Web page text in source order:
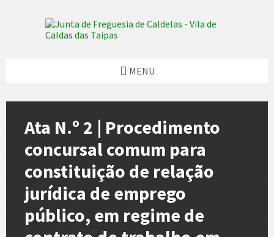
MENU
Ata N.º 2 | Procedimento
concursal comum para
constituição de relação
jurídica de emprego
público, em regime de